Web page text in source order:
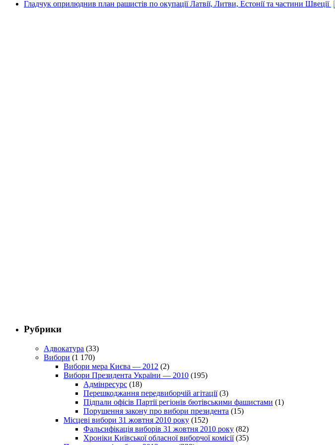
Гладчук оприлюднив план рашистів по окупації Латвії, Литви, Естонії та частини Швеції
Рубрики
Адвокатура (33)
Вибори (1 170)
Вибори мера Києва — 2012 (2)
Вибори Президента України — 2010 (195)
Адмінресурс (18)
Перешкоджання передвиборчій агітації(3)
Підпали офісів Партії регіонів бютівськими фашистами (1)
Порушення закону про вибори президента (15)
Місцеві вибори 31 жовтня 2010 року (152)
Фальсифікація виборів 31 жовтня 2010 року (82)
Хроніки Київської обласної виборчої комісії(35)